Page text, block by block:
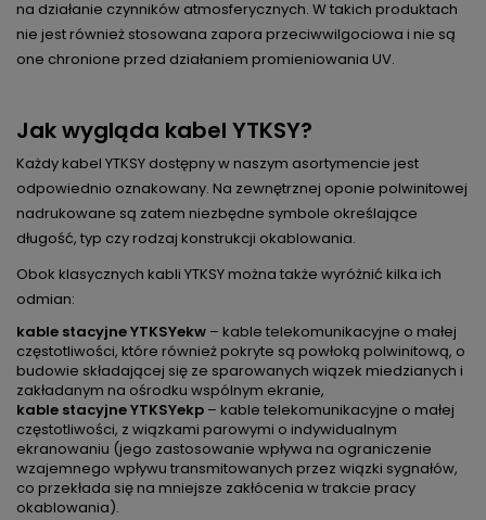
na działanie czynników atmosferycznych. W takich produktach
nie jest również stosowana zapora przeciwwilgociowa i nie są
one chronione przed działaniem promieniowania UV.
Jak wygląda kabel YTKSY?
Każdy kabel YTKSY dostępny w naszym asortymencie jest
odpowiednio oznakowany. Na zewnętrznej oponie polwinitowej
nadrukowane są zatem niezbędne symbole określające
długość, typ czy rodzaj konstrukcji okablowania.
Obok klasycznych kabli YTKSY można także wyróżnić kilka ich
odmian:
kable stacyjne YTKSYekw – kable telekomunikacyjne o małej
częstotliwości, które również pokryte są powłoką polwinitową, o
budowie składającej się ze sparowanych wiązek miedzianych i
zakładanym na ośrodku wspólnym ekranie,
kable stacyjne YTKSYekp – kable telekomunikacyjne o małej
częstotliwości, z wiązkami parowymi o indywidualnym
ekranowaniu (jego zastosowanie wpływa na ograniczenie
wzajemnego wpływu transmitowanych przez wiązki sygnałów,
co przekłada się na mniejsze zakłócenia w trakcie pracy
okablowania).